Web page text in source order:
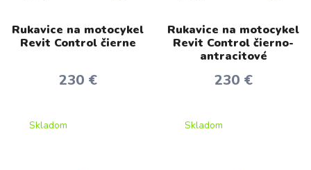
Rukavice na motocykel
Revit Control čierne
230 €
Skladom
Rukavice na motocykel
Revit Control čierno-
antracitové
230 €
Skladom